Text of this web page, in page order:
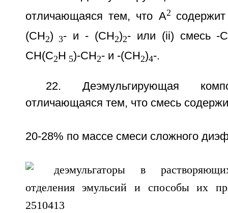
отличающаяся тем, что А2
(CH2) 3- и - (CH2)2- или (ii) смесь -
CH(C2H 5)-CH2- и -(CH2)4-.
22. Деэмульгирующая
отличающаяся тем, что смесь
20-28% по массе смеси сложного